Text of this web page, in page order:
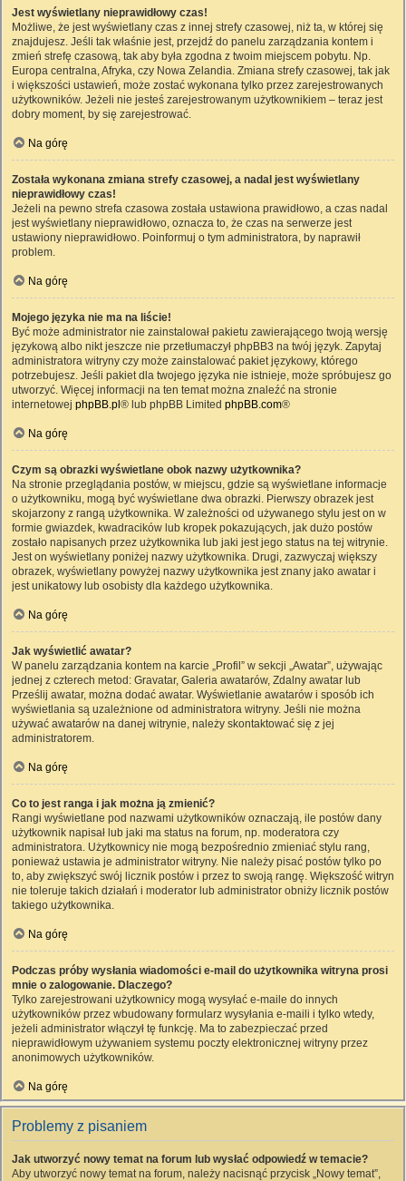
Jest wyświetlany nieprawidłowy czas!
Możliwe, że jest wyświetlany czas z innej strefy czasowej, niż ta, w której się
znajdujesz. Jeśli tak właśnie jest, przejdź do panelu zarządzania kontem i
zmień strefę czasową, tak aby była zgodna z twoim miejscem pobytu. Np.
Europa centralna, Afryka, czy Nowa Zelandia. Zmiana strefy czasowej, tak jak
i większości ustawień, może zostać wykonana tylko przez zarejestrowanych
użytkowników. Jeżeli nie jesteś zarejestrowanym użytkownikiem – teraz jest
dobry moment, by się zarejestrować.
Na górę
Została wykonana zmiana strefy czasowej, a nadal jest wyświetlany
nieprawidłowy czas!
Jeżeli na pewno strefa czasowa została ustawiona prawidłowo, a czas nadal
jest wyświetlany nieprawidłowo, oznacza to, że czas na serwerze jest
ustawiony nieprawidłowo. Poinformuj o tym administratora, by naprawił
problem.
Na górę
Mojego języka nie ma na liście!
Być może administrator nie zainstalował pakietu zawierającego twoją wersję
językową albo nikt jeszcze nie przetłumaczył phpBB3 na twój język. Zapytaj
administratora witryny czy może zainstalować pakiet językowy, którego
potrzebujesz. Jeśli pakiet dla twojego języka nie istnieje, może spróbujesz go
utworzyć. Więcej informacji na ten temat można znaleźć na stronie
internetowej phpBB.pl ® lub phpBB Limited phpBB.com®
Na górę
Czym są obrazki wyświetlane obok nazwy użytkownika?
Na stronie przeglądania postów, w miejscu, gdzie są wyświetlane informacje
o użytkowniku, mogą być wyświetlane dwa obrazki. Pierwszy obrazek jest
skojarzony z rangą użytkownika. W zależności od używanego stylu jest on w
formie gwiazdek, kwadracików lub kropek pokazujących, jak dużo postów
zostało napisanych przez użytkownika lub jaki jest jego status na tej witrynie.
Jest on wyświetlany poniżej nazwy użytkownika. Drugi, zazwyczaj większy
obrazek, wyświetlany powyżej nazwy użytkownika jest znany jako awatar i
jest unikatowy lub osobisty dla każdego użytkownika.
Na górę
Jak wyświetlić awatar?
W panelu zarządzania kontem na karcie „Profil” w sekcji „Awatar”, używając
jednej z czterech metod: Gravatar, Galeria awatarów, Zdalny awatar lub
Prześlij awatar, można dodać awatar. Wyświetlanie awatarów i sposób ich
wyświetlania są uzależnione od administratora witryny. Jeśli nie można
używać awatarów na danej witrynie, należy skontaktować się z jej
administratorem.
Na górę
Co to jest ranga i jak można ją zmienić?
Rangi wyświetlane pod nazwami użytkowników oznaczają, ile postów dany
użytkownik napisał lub jaki ma status na forum, np. moderatora czy
administratora. Użytkownicy nie mogą bezpośrednio zmieniać stylu rang,
ponieważ ustawia je administrator witryny. Nie należy pisać postów tylko po
to, aby zwiększyć swój licznik postów i przez to swoją rangę. Większość witryn
nie toleruje takich działań i moderator lub administrator obniży licznik postów
takiego użytkownika.
Na górę
Podczas próby wysłania wiadomości e-mail do użytkownika witryna prosi
mnie o zalogowanie. Dlaczego?
Tylko zarejestrowani użytkownicy mogą wysyłać e-maile do innych
użytkowników przez wbudowany formularz wysyłania e-maili i tylko wtedy,
jeżeli administrator włączył tę funkcję. Ma to zabezpieczać przed
nieprawidłowym używaniem systemu poczty elektronicznej witryny przez
anonimowych użytkowników.
Na górę
Problemy z pisaniem
Jak utworzyć nowy temat na forum lub wysłać odpowiedź w temacie?
Aby utworzyć nowy temat na forum, należy nacisnąć przycisk „Nowy temat”,